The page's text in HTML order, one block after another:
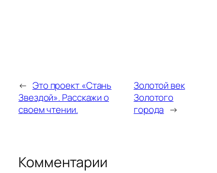
← Это проект «Стань
Звездой». Расскажи о
своем чтении.
Золотой век
Золотого
города →
Комментарии